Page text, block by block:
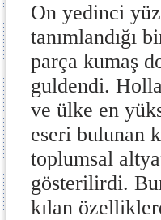
On yedinci
tanımlandığı
parça kumaş
guldendi.
ve ülke en
eseri bulunan
toplumsal
gösterilirdi.
kılan